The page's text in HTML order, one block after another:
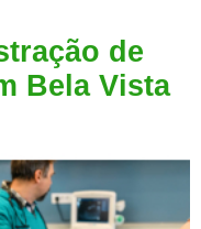
de
Bela Vista